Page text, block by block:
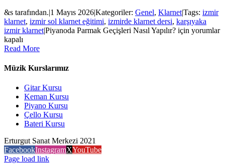
&s tarafından.|1 Mayıs 2026|Kategoriler: Genel, Klarnet|Tags: izmir
klarnet, izmir sol klarnet eğitimi, izmirde klarnet dersi, karşıyaka
izmir klarnet|Piyanoda Parmak Geçişleri Nasıl Yapılır? için yorumlar
kapalı
Read More
Müzik Kurslarımız
Gitar Kursu
Keman Kursu
Piyano Kursu
Çello Kursu
Bateri Kursu
Erturgut Sanat Merkezi 2021
FacebookInstagramXYouTube
Page load link